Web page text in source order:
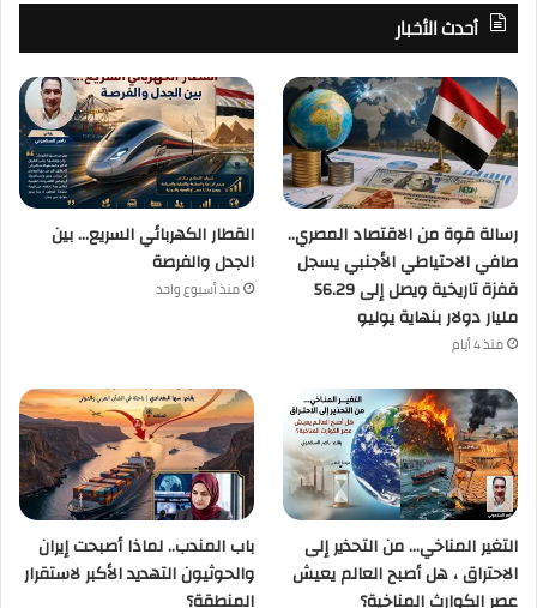
أحدث الأخبار
رسالة قوة من الاقتصاد المصري..
صافي الاحتياطي الأجنبي يسجل
قفزة تاريخية ويصل إلى 56.29
مليار دولار بنهاية يوليو
منذ 4 أيام
القطار الكهربائي السريع… بين
الجدل والفرصة
منذ أسبوع واحد
التغير المناخي… من التحذير إلى
الاحتراق ، هل أصبح العالم يعيش
باب المندب.. لماذا أصبحت إيران
والحوثيون التهديد الأكبر لاستقرار